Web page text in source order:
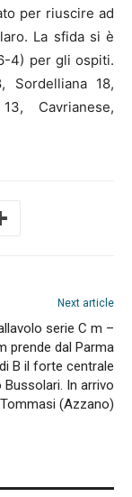
per riuscire ad
La sfida si è
4) per gli ospiti.
Sordelliana 18,
Cavrianese,
Next article
serie C m –
prende dal Parma
di B il forte centrale
In arrivo
(Azzano)